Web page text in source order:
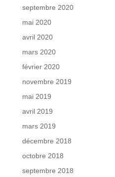
septembre 2020
mai 2020
avril 2020
mars 2020
février 2020
novembre 2019
mai 2019
avril 2019
mars 2019
décembre 2018
octobre 2018
septembre 2018